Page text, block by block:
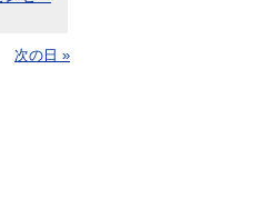
次の日 »